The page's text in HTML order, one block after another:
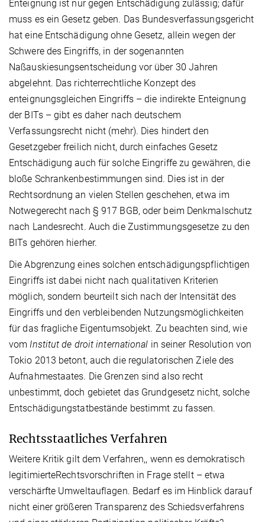
Enteignung ist nur gegen Entschädigung zulässig; dafür
muss es ein Gesetz geben. Das Bundesverfassungsgericht
hat eine Entschädigung ohne Gesetz, allein wegen der
Schwere des Eingriffs, in der sogenannten
Naßauskiesungsentscheidung vor über 30 Jahren
abgelehnt. Das richterrechtliche Konzept des
enteignungsgleichen Eingriffs – die indirekte Enteignung
der BITs – gibt es daher nach deutschem
Verfassungsrecht nicht (mehr). Dies hindert den
Gesetzgeber freilich nicht, durch einfaches Gesetz
Entschädigung auch für solche Eingriffe zu gewähren, die
bloße Schrankenbestimmungen sind. Dies ist in der
Rechtsordnung an vielen Stellen geschehen, etwa im
Notwegerecht nach § 917 BGB, oder beim Denkmalschutz
nach Landesrecht. Auch die Zustimmungsgesetze zu den
BITs gehören hierher.
Die Abgrenzung eines solchen entschädigungspflichtigen
Eingriffs ist dabei nicht nach qualitativen Kriterien
möglich, sondern beurteilt sich nach der Intensität des
Eingriffs und den verbleibenden Nutzungsmöglichkeiten
für das fragliche Eigentumsobjekt. Zu beachten sind, wie
vom Institut de droit international in seiner Resolution von
Tokio 2013 betont, auch die regulatorischen Ziele des
Aufnahmestaates. Die Grenzen sind also recht
unbestimmt, doch gebietet das Grundgesetz nicht, solche
Entschädigungstatbestände bestimmt zu fassen.
Rechtsstaatliches Verfahren
Weitere Kritik gilt dem Verfahren,, wenn es demokratisch
legitimierteRechtsvorschriften in Frage stellt – etwa
verschärfte Umweltauflagen. Bedarf es im Hinblick darauf
nicht einer größeren Transparenz des Schiedsverfahrens